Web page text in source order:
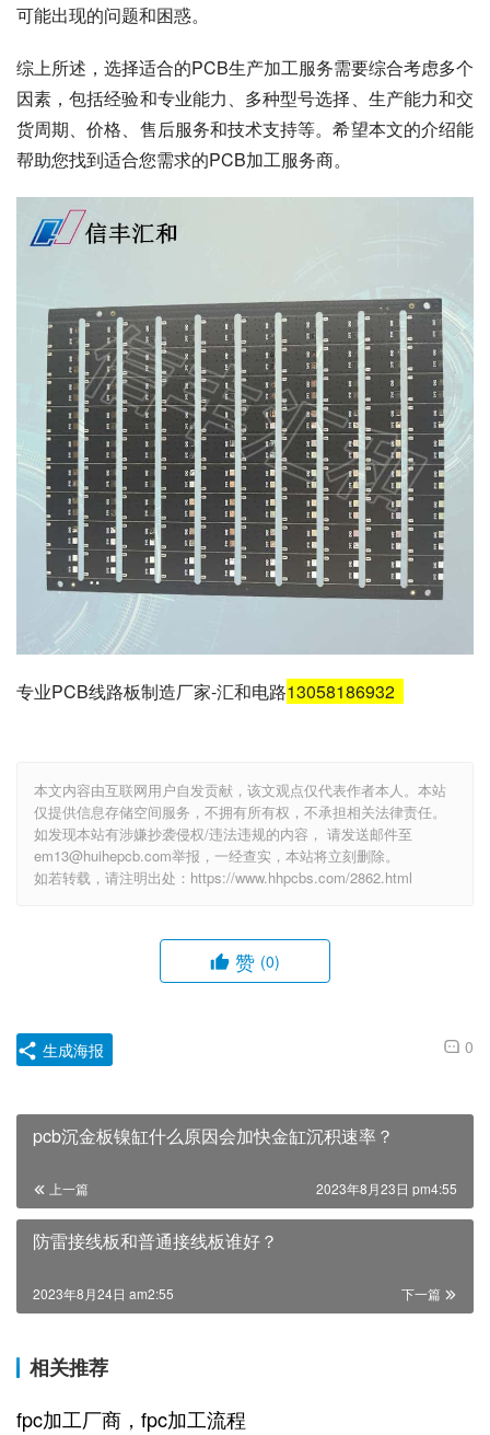
可能出现的问题和困惑。
综上所述，选择适合的PCB生产加工服务需要综合考虑多个
因素，包括经验和专业能力、多种型号选择、生产能力和交
货周期、价格、售后服务和技术支持等。希望本文的介绍能
帮助您找到适合您需求的PCB加工服务商。
专业PCB线路板制造厂家-汇和电路13058186932
本文内容由互联网用户自发贡献，该文观点仅代表作者本人。本站
仅提供信息存储空间服务，不拥有所有权，不承担相关法律责任。
如发现本站有涉嫌抄袭侵权/违法违规的内容， 请发送邮件至
em13@huihepcb.com举报，一经查实，本站将立刻删除。
如若转载，请注明出处：https://www.hhpcbs.com/2862.html
赞 (0)
0
生成海报
pcb沉金板镍缸什么原因会加快金缸沉积速率？
上一篇 2023年8月23日 pm4:55
防雷接线板和普通接线板谁好？
下一篇
2023年8月24日 am2:55
相关推荐
fpc加工厂商，fpc加工流程